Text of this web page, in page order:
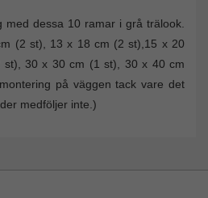
med dessa 10 ramar i grå trälook.
(2 st), 13 x 18 cm (2 st),15 x 20
30 x 30 cm (1 st), 30 x 40 cm
på väggen tack vare det
medföljer inte.)